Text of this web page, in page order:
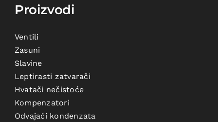
Proizvodi
Ventili
Zasuni
Slavine
Leptirasti zatvarači
Hvatači nečistoće
Kompenzatori
Odvajači kondenzata